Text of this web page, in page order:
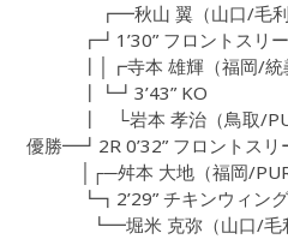
┏━秋山 翼（山口/毛利
┏┛1’30” フロントスリー
┃│┏寺本 雄輝（福岡/統義
┃┗┛3’43” KO
┃ └岩本 孝治（鳥取/
優勝━┛2R 0’32” フロントスリ
│┌─舛本 大地（福岡/
┗┓2’29” チキンウィング
┗━堀米 克弥（山口/毛利